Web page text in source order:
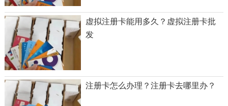
虚拟注册卡能用多久？虚拟注册卡批
发
注册卡怎么办理？注册卡去哪里办？